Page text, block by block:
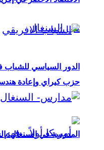
حزب كيراي وإعادة
الدور السياسي للشباب
المدرسة في السنغال: